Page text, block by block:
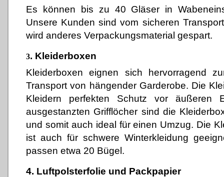
Es können bis zu 40 Gläser in
Unsere Kunden sind vom sicheren
wird anderes Verpackungsmaterial gespart.
3. Kleiderboxen
Kleiderboxen eignen sich hervorragend
Transport von hängender Garderobe. Die
Kleidern perfekten Schutz vor äußeren
ausgestanzten Grifflöcher sind die
und somit auch ideal für einen Umzug. Die
ist auch für schwere Winterkleidung
passen etwa 20 Bügel.
4. Luftpolsterfolie und Packpapier